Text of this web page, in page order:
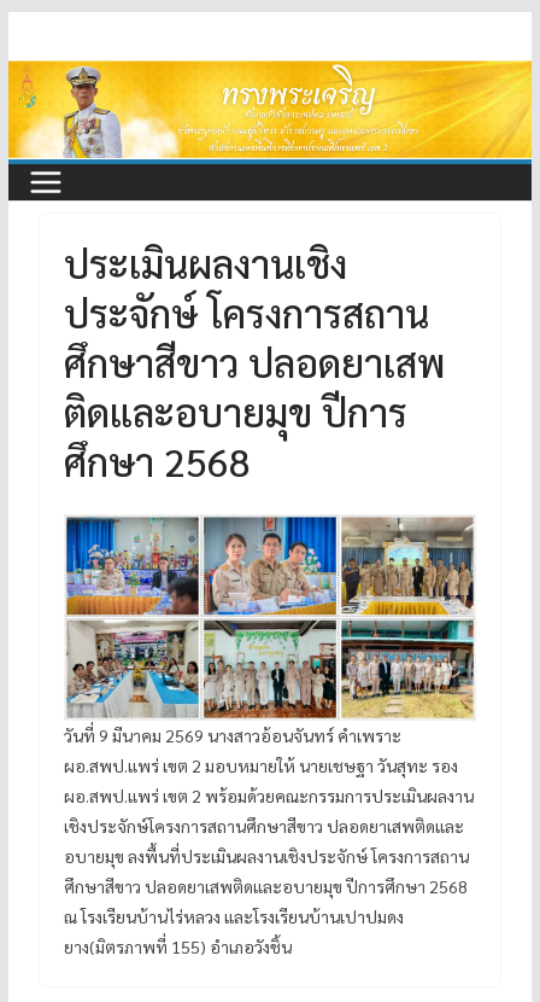
to
content
ประเมินผลงานเชิง
ประจักษ์ โครงการสถาน
ศึกษาสีขาว ปลอดยาเสพ
ติดและอบายมุข ปีการ
ศึกษา 2568
วันที่ 9 มีนาคม 2569 นางสาวอ้อนจันทร์ คำเพราะ
ผอ.สพป.แพร่ เขต 2 มอบหมายให้ นายเชษฐา วันสุทะ รอง
ผอ.สพป.แพร่ เขต 2 พร้อมด้วยคณะกรรมการประเมินผลงาน
เชิงประจักษ์โครงการสถานศึกษาสีขาว ปลอดยาเสพติดและ
อบายมุข ลงพื้นที่ประเมินผลงานเชิงประจักษ์ โครงการสถาน
ศึกษาสีขาว ปลอดยาเสพติดและอบายมุข ปีการศึกษา 2568
ณ โรงเรียนบ้านไร่หลวง และโรงเรียนบ้านเปาปมดง
ยาง(มิตรภาพที่ 155) อำเภอวังชิ้น